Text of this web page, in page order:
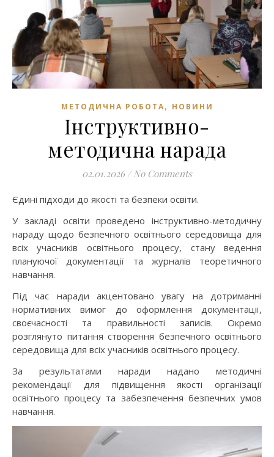
МЕТОДИЧНА РОБОТА, НОВИНИ
Інструктивно-
методична нарада
02.01.2026 / No Comments
Єдині підходи до якості та безпеки освіти.
У закладі освіти проведено інструктивно-методичну
нараду щодо безпечного освітнього середовища для
всіх учасників освітнього процесу, стану ведення
плануючої документації та журналів теоретичного
навчання.
Під час наради акцентовано увагу на дотриманні
нормативних вимог до оформлення документації,
своєчасності та правильності записів. Окремо
розглянуто питання створення безпечного освітнього
середовища для всіх учасників освітнього процесу.
За результатами наради надано методичні
рекомендації для підвищення якості організації
освітнього процесу та забезпечення безпечних умов
навчання.